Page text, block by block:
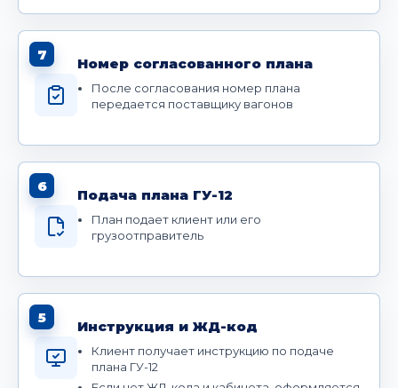
7
Номер согласованного плана
После согласования номер плана
передается поставщику вагонов
6
Подача плана ГУ-12
План подает клиент или его
грузоотправитель
5
Инструкция и ЖД-код
Клиент получает инструкцию по подаче
плана ГУ-12